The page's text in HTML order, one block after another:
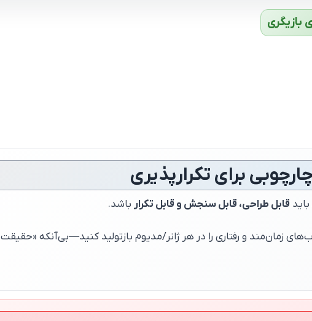
بازیگری
برای تکرارپذیری
قابل طراحی، قابل سنجش و قابل تکرار باشد.
زمان‌مند و رفتاری را در هر ژانر/مدیوم بازتولید کنید—بی‌آنکه «حقیقت